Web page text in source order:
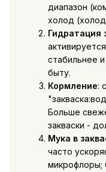
диапазон
холод
Гидратация
стабильнее
быту.
Кормление:
Больше
закваски -
Мука в
часто
микрофлоры;